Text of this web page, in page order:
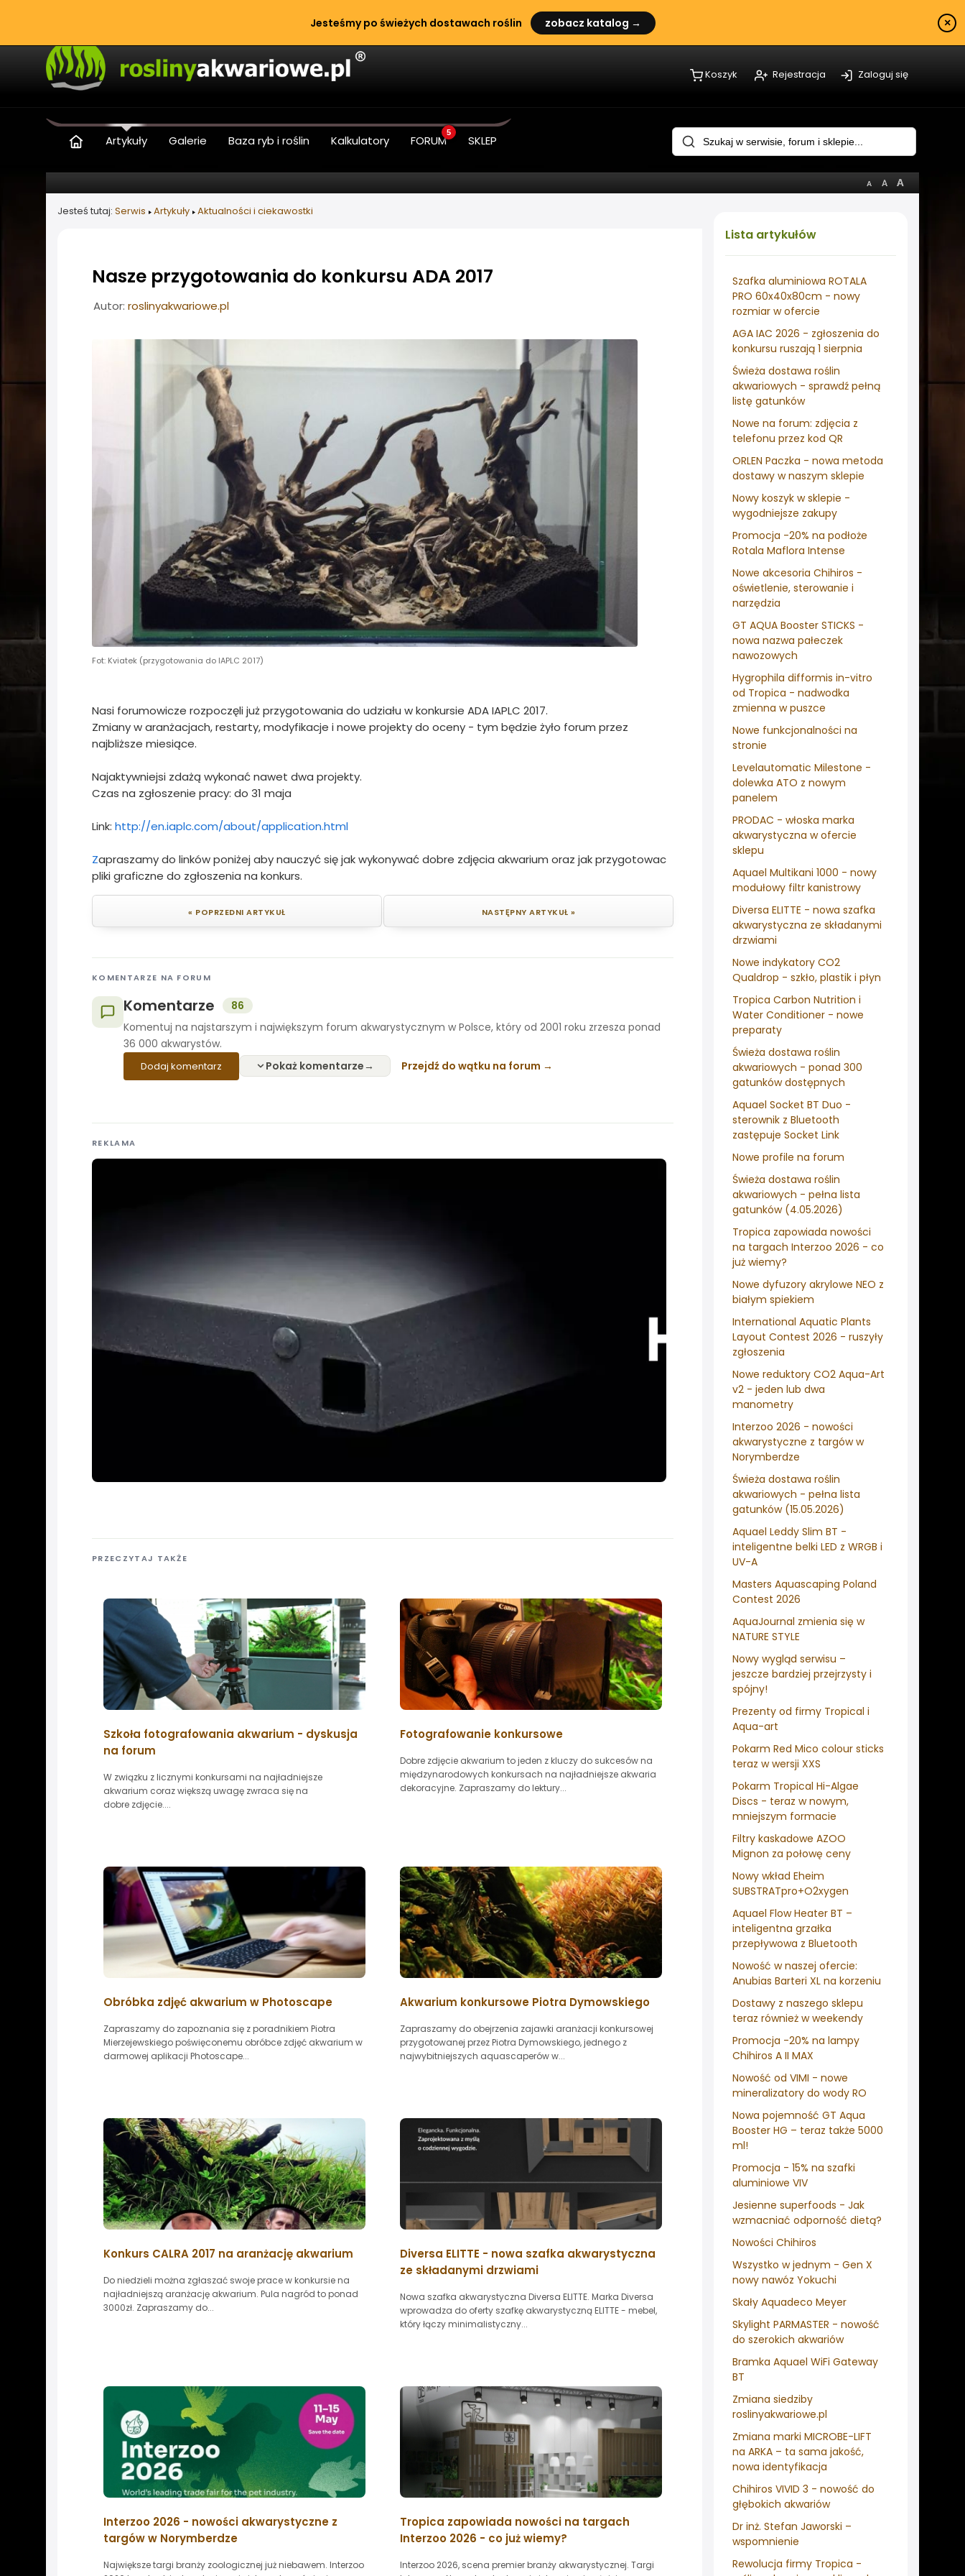
Jesteśmy po świeżych dostawach roślin zobacz katalog → ×
Koszyk Rejestracja Zaloguj się
Artykuły Galerie Baza ryb i roślin Kalkulatory FORUM
5
SKLEP
Lista artykułów
Szafka aluminiowa ROTALA
PRO 60x40x80cm - nowy
rozmiar w ofercie
AGA IAC 2026 - zgłoszenia do
konkursu ruszają 1 sierpnia
Świeża dostawa roślin
akwariowych - sprawdź pełną
listę gatunków
Nowe na forum: zdjęcia z
telefonu przez kod QR
ORLEN Paczka - nowa metoda
dostawy w naszym sklepie
Nowy koszyk w sklepie -
wygodniejsze zakupy
Promocja -20% na podłoże
Rotala Maflora Intense
Nowe akcesoria Chihiros -
oświetlenie, sterowanie i
narzędzia
GT AQUA Booster STICKS -
nowa nazwa pałeczek
nawozowych
Hygrophila difformis in-vitro
od Tropica - nadwodka
zmienna w puszce
Nowe funkcjonalności na
stronie
Levelautomatic Milestone -
dolewka ATO z nowym
panelem
PRODAC - włoska marka
akwarystyczna w ofercie
sklepu
Aquael Multikani 1000 - nowy
modułowy filtr kanistrowy
Diversa ELITTE - nowa szafka
akwarystyczna ze składanymi
drzwiami
Nowe indykatory CO2
Qualdrop - szkło, plastik i płyn
Tropica Carbon Nutrition i
Water Conditioner - nowe
preparaty
Świeża dostawa roślin
akwariowych - ponad 300
gatunków dostępnych
Aquael Socket BT Duo -
sterownik z Bluetooth
zastępuje Socket Link
Nowe profile na forum
Świeża dostawa roślin
akwariowych - pełna lista
gatunków (4.05.2026)
Tropica zapowiada nowości
na targach Interzoo 2026 - co
już wiemy?
Nowe dyfuzory akrylowe NEO z
białym spiekiem
International Aquatic Plants
Layout Contest 2026 - ruszyły
zgłoszenia
Nowe reduktory CO2 Aqua-Art
v2 - jeden lub dwa
manometry
Interzoo 2026 - nowości
akwarystyczne z targów w
Norymberdze
Świeża dostawa roślin
akwariowych - pełna lista
gatunków (15.05.2026)
Aquael Leddy Slim BT -
inteligentne belki LED z WRGB i
UV-A
Masters Aquascaping Poland
Contest 2026
AquaJournal zmienia się w
NATURE STYLE
Nowy wygląd serwisu –
jeszcze bardziej przejrzysty i
spójny!
Prezenty od firmy Tropical i
Aqua-art
Pokarm Red Mico colour sticks
teraz w wersji XXS
Pokarm Tropical Hi-Algae
Discs - teraz w nowym,
mniejszym formacie
Filtry kaskadowe AZOO
Mignon za połowę ceny
Nowy wkład Eheim
SUBSTRATpro+O2xygen
Aquael Flow Heater BT –
inteligentna grzałka
przepływowa z Bluetooth
Nowość w naszej ofercie:
Anubias Barteri XL na korzeniu
Dostawy z naszego sklepu
teraz również w weekendy
Promocja -20% na lampy
Chihiros A II MAX
Nowość od VIMI - nowe
mineralizatory do wody RO
Nowa pojemność GT Aqua
Booster HG – teraz także 5000
ml!
Promocja - 15% na szafki
aluminiowe VIV
Jesienne superfoods - Jak
wzmacniać odporność dietą?
Nowości Chihiros
Wszystko w jednym - Gen X
nowy nawóz Yokuchi
Skały Aquadeco Meyer
Skylight PARMASTER - nowość
do szerokich akwariów
Bramka Aquael WiFi Gateway
BT
Zmiana siedziby
roslinyakwariowe.pl
Zmiana marki MICROBE-LIFT
na ARKA – ta sama jakość,
nowa identyfikacja
Chihiros VIVID 3 - nowość do
głębokich akwariów
Dr inż. Stefan Jaworski –
wspomnienie
Rewolucja firmy Tropica -
Jesteś tutaj: Serwis Artykuły Aktualności i ciekawostki
Nasze przygotowania do konkursu ADA 2017
Informacje o artykule
Autor: roslinyakwariowe.pl
Fot: Kviatek (przygotowania do IAPLC 2017)
Nasi forumowicze rozpoczęli już przygotowania do udziału w konkursie ADA IAPLC 2017.
Zmiany w aranżacjach, restarty, modyfikacje i nowe projekty do oceny - tym będzie żyło forum przez
najbliższe miesiące.
Najaktywniejsi zdażą wykonać nawet dwa projekty.
Czas na zgłoszenie pracy: do 31 maja
Link: http://en.iaplc.com/about/application.html
Zapraszamy do linków poniżej aby nauczyć się jak wykonywać dobre zdjęcia akwarium oraz jak przygotowac
pliki graficzne do zgłoszenia na konkurs.
« POPRZEDNI ARTYKUŁ NASTĘPNY ARTYKUŁ »
KOMENTARZE NA FORUM
Komentarze
86
Komentuj na najstarszym i największym forum akwarystycznym w Polsce, który od 2001 roku zrzesza ponad
36 000 akwarystów.
Dodaj komentarz Pokaż komentarze Przejdź do wątku na forum
REKLAMA
PRZECZYTAJ TAKŻE
Szkoła fotografowania akwarium - dyskusja
na forum
W związku z licznymi konkursami na najładniejsze
akwarium coraz większą uwagę zwraca się na
dobre zdjęcie....
Fotografowanie konkursowe
Dobre zdjęcie akwarium to jeden z kluczy do sukcesów na
międzynarodowych konkursach na najładniejsze akwaria
dekoracyjne. Zapraszamy do lektury...
Obróbka zdjęć akwarium w Photoscape
Zapraszamy do zapoznania się z poradnikiem Piotra
Mierzejewskiego poświęconemu obróbce zdjęć akwarium w
darmowej aplikacji Photoscape...
Akwarium konkursowe Piotra Dymowskiego
Zapraszamy do obejrzenia zajawki aranżacji konkursowej
przygotowanej przez Piotra Dymowskiego, jednego z
najwybitniejszych aquascaperów w...
Konkurs CALRA 2017 na aranżację akwarium
Do niedzieli można zgłaszać swoje prace w konkursie na
najładniejszą aranżację akwarium. Pula nagród to ponad
3000zł. Zapraszamy do...
Diversa ELITTE - nowa szafka akwarystyczna
ze składanymi drzwiami
Nowa szafka akwarystyczna Diversa ELITTE. Marka Diversa
wprowadza do oferty szafkę akwarystyczną ELITTE - mebel,
który łączy minimalistyczny...
Interzoo 2026 - nowości akwarystyczne z
targów w Norymberdze
Największe targi branży zoologicznej już niebawem. Interzoo
Tropica zapowiada nowości na targach
Interzoo 2026 - co już wiemy?
Interzoo 2026, scena premier branży akwarystycznej. Targi